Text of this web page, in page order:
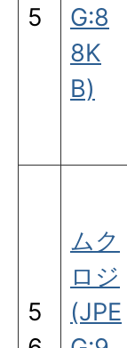
5
G:8
8K
B)
5
ムク
ロジ
(JPE